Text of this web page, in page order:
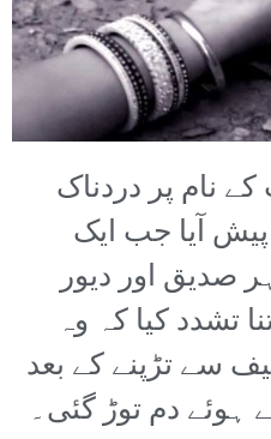
نام پر دردناک
پیش آیا جب ایک
صدیق اور دیور
تشدد کیا کہ وہ
سے تڑپنے کے بعد
ہوئے دم توڑ گئی۔